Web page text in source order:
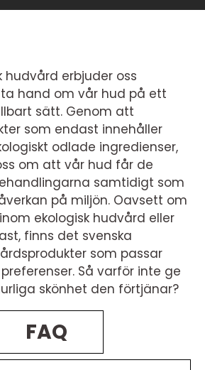
hudvård erbjuder oss
hand om vår hud på ett
sätt. Genom att
som endast innehåller
odlade ingredienser,
om att vår hud får de
samtidigt som
på miljön. Oavsett om
ekologisk hudvård eller
finns det svenska
som passar
Så varför inte ge
skönhet den förtjänar?
FAQ